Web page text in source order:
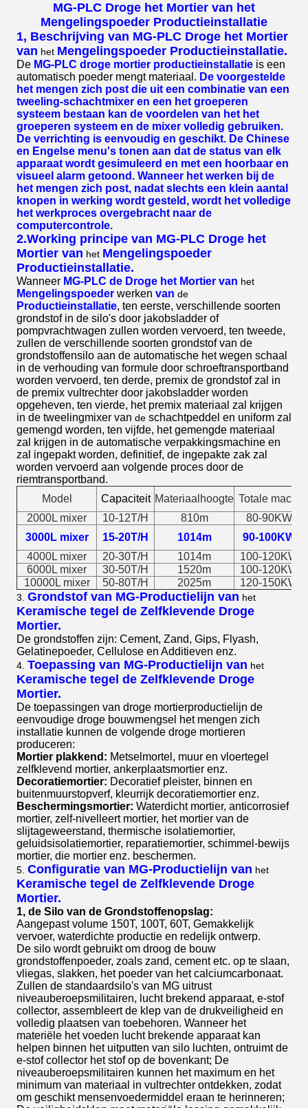
MG-PLC Droge het Mortier van het
Mengelingspoeder Productieinstallatie
1, Beschrijving van MG-PLC Droge het Mortier
van het Mengelingspoeder Productieinstallatie.
De MG-PLC droge mortier productieinstallatie is een
automatisch poeder mengt materiaal. De voorgestelde
het mengen zich post die uit een combinatie van een
tweeling-schachtmixer en een het groeperen
systeem bestaan kan de voordelen van het het
groeperen systeem en de mixer volledig gebruiken.
De verrichting is eenvoudig en geschikt. De Chinese
en Engelse menu's tonen aan dat de status van elk
apparaat wordt gesimuleerd en met een hoorbaar en
visueel alarm getoond. Wanneer het werken bij de
het mengen zich post, nadat slechts een klein aantal
knopen in werking wordt gesteld, wordt het volledige
het werkproces overgebracht naar de
computercontrole.
2.Working principe van MG-PLC Droge het
Mortier van het Mengelingspoeder
Productieinstallatie.
Wanneer MG-PLC de Droge het Mortier van het
Mengelingspoeder werken van de
Productieinstallatie, ten eerste, verschillende soorten
grondstof in de silo's door jakobsladder of
pompvrachtwagen zullen worden vervoerd, ten tweede,
zullen de verschillende soorten grondstof van de
grondstoffensilo aan de automatische het wegen schaal
in de verhouding van formule door schroeftransportband
worden vervoerd, ten derde, premix de grondstof zal in
de premix vultrechter door jakobsladder worden
opgeheven, ten vierde, het premix materiaal zal krijgen
in de tweelingmixer van de schachtpeddel en uniform zal
gemengd worden, ten vijfde, het gemengde materiaal
zal krijgen in de automatische verpakkingsmachine en
zal ingepakt worden, definitief, de ingepakte zak zal
worden vervoerd aan volgende proces door de
riemtransportband.
Model
Capaciteit Materiaalhoogte Totale macht
2000L mixer
10-12T/H 810m 80-90KW
3000L mixer
15-20T/H 1014m
90-100KW
4000L mixer
20-30T/H 1014m 100-120KW
6000L mixer
30-50T/H 1520m 100-120KW
10000L mixer
50-80T/H 2025m 120-150KW
3. Grondstof van MG-Productielijn van het
Keramische tegel de Zelfklevende Droge
Mortier.
De grondstoffen zijn: Cement, Zand, Gips, Flyash,
Gelatinepoeder, Cellulose en Additieven enz.
4. Toepassing van MG-Productielijn van het
Keramische tegel de Zelfklevende Droge
Mortier.
De toepassingen van droge mortierproductielijn de
eenvoudige droge bouwmengsel het mengen zich
installatie kunnen de volgende droge mortieren
produceren:
Mortier plakkend: Metselmortel, muur en vloertegel
zelfklevend mortier, ankerplaatsmortier enz.
Decoratiemortier: Decoratief pleister, binnen en
buitenmuurstopverf, kleurrijk decoratiemortier enz.
Beschermingsmortier: Waterdicht mortier, anticorrosief
mortier, zelf-nivelleert mortier, het mortier van de
slijtageweerstand, thermische isolatiemortier,
geluidsisolatiemortier, reparatiemortier, schimmel-bewijs
mortier, die mortier enz. beschermen.
5. Configuratie van MG-Productielijn van het
Keramische tegel de Zelfklevende Droge
Mortier.
1, de Silo van de Grondstoffenopslag:
Aangepast volume 150T, 100T, 60T, Gemakkelijk
vervoer, waterdichte productie en redelijk ontwerp.
De silo wordt gebruikt om droog de bouw
grondstoffenpoeder, zoals zand, cement etc. op te slaan,
vliegas, slakken, het poeder van het calciumcarbonaat.
Zullen de standaardsilo's van MG uitrust
niveauberoepsmilitairen, lucht brekend apparaat, e-stof
collector, assembleert de klep van de drukveiligheid en
volledig plaatsen van toebehoren. Wanneer het
materiële het voeden lucht brekende apparaat kan
helpen binnen het uitputten van silo luchten, ontruimt de
e-stof collector het stof op de bovenkant; De
niveauberoepsmilitairen kunnen het maximum en het
minimum van materiaal in vultrechter ontdekken, zodat
om geschikt mensenvoedermiddel eraan te herinneren;